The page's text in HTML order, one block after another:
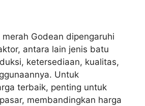
Godean dipengaruhi
antara lain jenis batu
ketersediaan, kualitas,
Untuk
terbaik, penting untuk
membandingkan harga